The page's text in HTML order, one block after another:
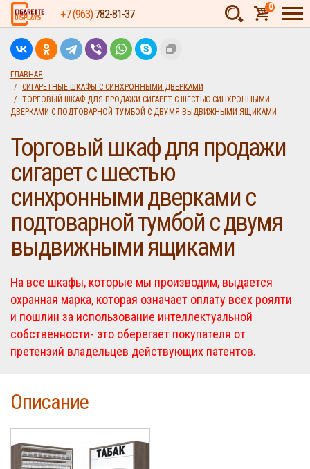
+7 (963)782-81-37 0
ГЛАВНАЯ
СИГАРЕТНЫЕ ШКАФЫ С СИНХРОННЫМИ ДВЕРКАМИ
ТОРГОВЫЙ ШКАФ ДЛЯ ПРОДАЖИ СИГАРЕТ С ШЕСТЬЮ СИНХРОННЫМИ
ДВЕРКАМИ С ПОДТОВАРНОЙ ТУМБОЙ С ДВУМЯ ВЫДВИЖНЫМИ ЯЩИКАМИ
Торговый шкаф для продажи
сигарет с шестью
синхронными дверками с
подтоварной тумбой с двумя
выдвижными ящиками
На все шкафы, которые мы производим, выдается
охранная марка, которая означает оплату всех роялти
и пошлин за использование интеллектуальной
собственности- это оберегает покупателя от
претензий владельцев действующих патентов.
Описание